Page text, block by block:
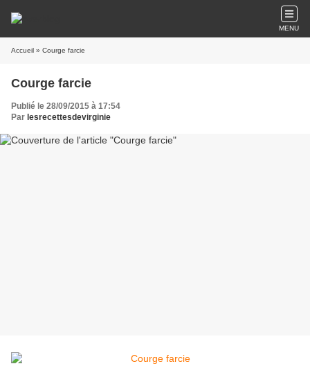
MENU
Accueil » Courge farcie
Courge farcie
Publié le 28/09/2015 à 17:54
Par lesrecettesdevirginie